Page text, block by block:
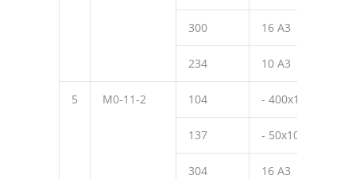
300 16 А3
234 10 А3
5 М0-11-2 104 - 400х10
137 - 50х10
304 16 А3